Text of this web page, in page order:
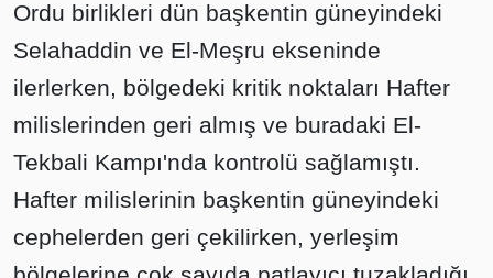
Ordu birlikleri dün başkentin güneyindeki
Selahaddin ve El-Meşru ekseninde
ilerlerken, bölgedeki kritik noktaları Hafter
milislerinden geri almış ve buradaki El-
Tekbali Kampı'nda kontrolü sağlamıştı.
Hafter milislerinin başkentin güneyindeki
cephelerden geri çekilirken, yerleşim